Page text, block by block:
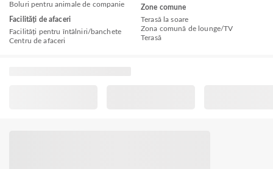
Boluri pentru animale de companie
Facilități de afaceri
Facilități pentru întâlniri/banchete
Centru de afaceri
Zone comune
Terasă la soare
Zona comună de lounge/TV
Terasă